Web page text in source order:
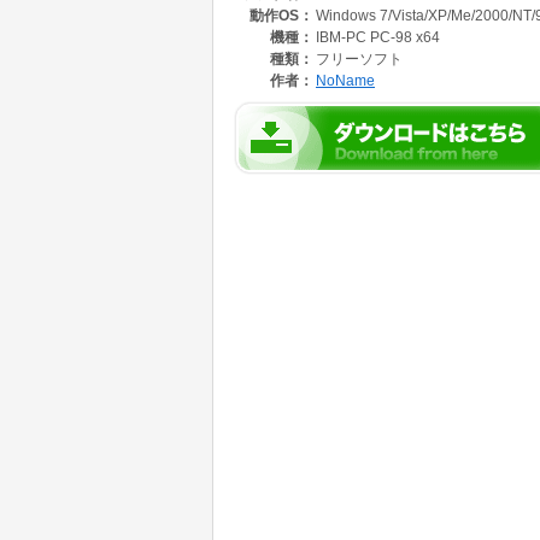
動作OS： Windows 7/Vista/XP/Me/2000/NT/
機種：
IBM-PC PC-98 x64
種類： フリーソフト
作者： NoName